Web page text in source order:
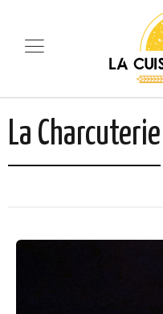
La Charcuterie